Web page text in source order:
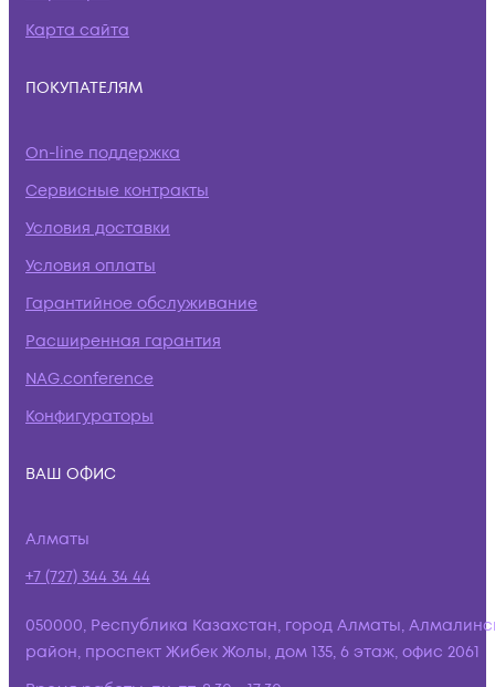
Карта сайта
ПОКУПАТЕЛЯМ
On-line поддержка
Сервисные контракты
Условия доставки
Условия оплаты
Гарантийное обслуживание
Расширенная гарантия
NAG.conference
Конфигураторы
ВАШ ОФИС
Алматы
+7 (727) 344 34 44
050000, Республика Казахстан, город Алматы,
район, проспект Жибек Жолы, дом 135, 6 этаж, офис 2061